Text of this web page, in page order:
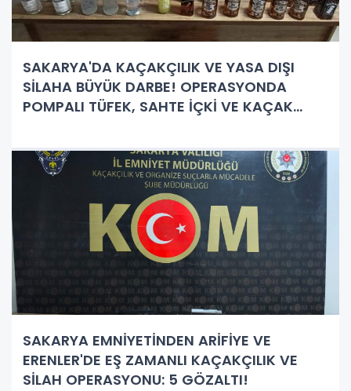
SAKARYA'DA KAÇAKÇILIK VE YASA DIŞI
SİLAHA BÜYÜK DARBE! OPERASYONDA
POMPALI TÜFEK, SAHTE İÇKİ VE KAÇAK
SAKARYA EMNİYETİNDEN ARİFİYE VE
ERENLER'DE EŞ ZAMANLI KAÇAKÇILIK VE
SİLAH OPERASYONU: 5 GÖZALTI!